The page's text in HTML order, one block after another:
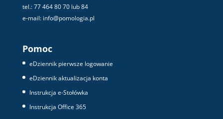
tel.: 77 464 80 70 lub 84
e-mail: info@pomologia.pl
Pomoc
eDziennik pierwsze logowanie
eDziennik aktualizacja konta
Instrukcja e-Stołówka
Instrukcja Office 365